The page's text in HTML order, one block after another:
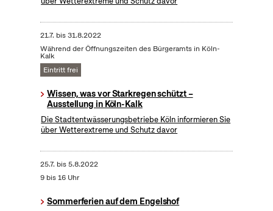
21.7. bis31.8.2022
Während der Öffnungszeiten des Bürgeramts in Köln-
Kalk
Eintritt frei
Wissen, was vor Starkregen schützt –
Ausstellung in Köln-Kalk
Die Stadtentwässerungsbetriebe Köln informieren Sie
über Wetterextreme und Schutz davor
25.7. bis5.8.2022
9 bis 16 Uhr
Sommerferien auf dem Engelshof